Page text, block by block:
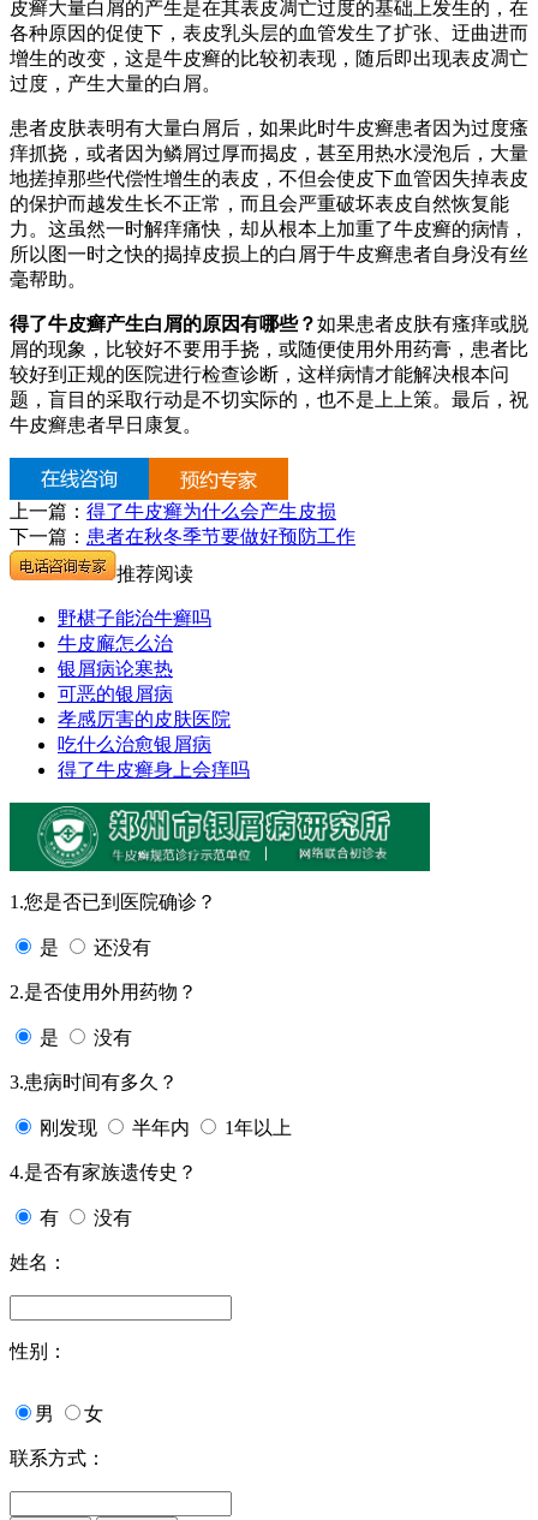
皮癣大量白屑的产生是在其表皮凋亡过度的基础上发生的，在
各种原因的促使下，表皮乳头层的血管发生了扩张、迂曲进而
增生的改变，这是牛皮癣的比较初表现，随后即出现表皮凋亡
过度，产生大量的白屑。
患者皮肤表明有大量白屑后，如果此时牛皮癣患者因为过度瘙
痒抓挠，或者因为鳞屑过厚而揭皮，甚至用热水浸泡后，大量
地搓掉那些代偿性增生的表皮，不但会使皮下血管因失掉表皮
的保护而越发生长不正常，而且会严重破坏表皮自然恢复能
力。这虽然一时解痒痛快，却从根本上加重了牛皮癣的病情，
所以图一时之快的揭掉皮损上的白屑于牛皮癣患者自身没有丝
毫帮助。
得了牛皮癣产生白屑的原因有哪些？如果患者皮肤有瘙痒或脱
屑的现象，比较好不要用手挠，或随便使用外用药膏，患者比
较好到正规的医院进行检查诊断，这样病情才能解决根本问
题，盲目的采取行动是不切实际的，也不是上上策。最后，祝
牛皮癣患者早日康复。
上一篇： 得了牛皮癣为什么会产生皮损
下一篇： 患者在秋冬季节要做好预防工作
推荐阅读
野椹子能治牛癣吗
牛皮廨怎么治
银屑病论寒热
可恶的银屑病
孝感厉害的皮肤医院
吃什么治愈银屑病
得了牛皮癣身上会痒吗
1.您是否已到医院确诊？
是 还没有
2.是否使用外用药物？
是 没有
3.患病时间有多久？
刚发现 半年内 1年以上
4.是否有家族遗传史？
有 没有
姓名：
性别：
男 女
联系方式：